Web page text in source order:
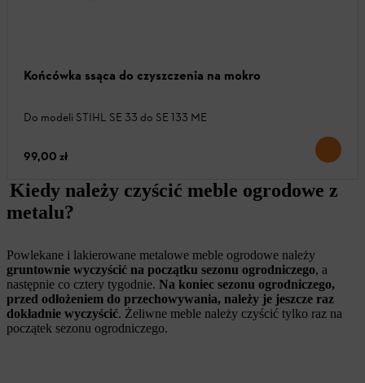
Końcówka ssąca do czyszczenia na mokro
Do modeli STIHL SE 33 do SE 133 ME
99,00 zł
Kiedy należy czyścić meble ogrodowe z
metalu?
Powlekane i lakierowane metalowe meble ogrodowe należy
gruntownie wyczyścić na początku sezonu ogrodniczego, a
następnie co cztery tygodnie. Na koniec sezonu ogrodniczego,
przed odłożeniem do przechowywania, należy je jeszcze raz
dokładnie wyczyścić. Żeliwne meble należy czyścić tylko raz na
początek sezonu ogrodniczego.